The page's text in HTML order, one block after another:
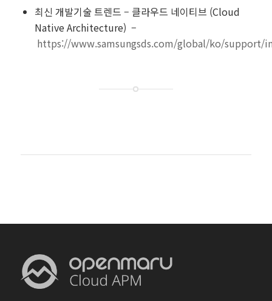
최신 개발기술 트렌드 – 클라우드 네이티브 (Cloud
Native Architecture) –
https://www.samsungsds.com/global/ko/support/